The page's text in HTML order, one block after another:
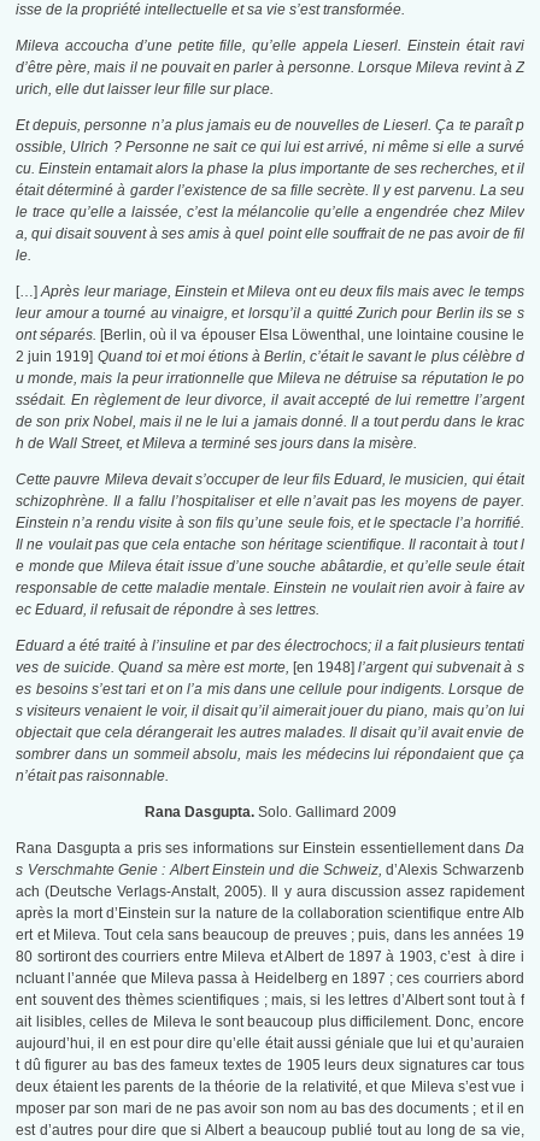
isse de la propriété intellectuelle et sa vie s’est transformée.
Mileva accoucha d’une petite fille, qu’elle appela Lieserl. Einstein était ravi
d’être père, mais il ne pouvait en parler à personne. Lorsque Mileva revint à Z
urich, elle dut laisser leur fille sur place.
Et depuis, personne n’a plus jamais eu de nouvelles de Lieserl. Ça te paraît p
ossible, Ulrich ? Personne ne sait ce qui lui est arrivé, ni même si elle a survé
cu. Einstein entamait alors la phase la plus importante de ses recherches, et il
était déterminé à garder l’existence de sa fille secrète. Il y est parvenu. La seu
le trace qu’elle a laissée, c’est la mélancolie qu’elle a engendrée chez Milev
a, qui disait souvent à ses amis à quel point elle souffrait de ne pas avoir de fil
le.
[…]Après leur mariage, Einstein et Mileva ont eu deux fils mais avec le temps
leur amour a tourné au vinaigre, et lorsqu’il a quitté Zurich pour Berlin ils se s
ont séparés. [Berlin, où il va épouser Elsa Löwenthal, une lointaine cousine le
2 juin 1919] Quand toi et moi étions à Berlin, c’était le savant le plus célèbre d
u monde, mais la peur irrationnelle que Mileva ne détruise sa réputation le po
ssédait. En règlement de leur divorce, il avait accepté de lui remettre l’argent
de son prix Nobel, mais il ne le lui a jamais donné. Il a tout perdu dans le krac
h de Wall Street, et Mileva a terminé ses jours dans la misère.
Cette pauvre Mileva devait s’occuper de leur fils Eduard, le musicien, qui était
schizophrène. Il a fallu l’hospitaliser et elle n’avait pas les moyens de payer.
Einstein n’a rendu visite à son fils qu’une seule fois, et le spectacle l’a horrifié.
Il ne voulait pas que cela entache son héritage scientifique. Il racontait à tout l
e monde que Mileva était issue d’une souche abâtardie, et qu’elle seule était
responsable de cette maladie mentale. Einstein ne voulait rien avoir à faire av
ec Eduard, il refusait de répondre à ses lettres.
Eduard a été traité à l’insuline et par des électrochocs; il a fait plusieurs tentati
ves de suicide. Quand sa mère est morte, [en 1948] l’argent qui subvenait à s
es besoins s’est tari et on l’a mis dans une cellule pour indigents. Lorsque de
s visiteurs venaient le voir, il disait qu’il aimerait jouer du piano, mais qu’on lui
objectait que cela dérangerait les autres malades. Il disait qu’il avait envie de
sombrer dans un sommeil absolu, mais les médecins lui répondaient que ça
n’était pas raisonnable.
Rana Dasgupta. Solo. Gallimard 2009
Rana Dasgupta a pris ses informations sur Einstein essentiellement dans Da
s Verschmahte Genie : Albert Einstein und die Schweiz,d’Alexis Schwarzenb
ach (Deutsche Verlags-Anstalt, 2005). Il y aura discussion assez rapidement
après la mort d’Einstein sur la nature de la collaboration scientifique entre Alb
ert et Mileva. Tout cela sans beaucoup de preuves ; puis, dans les années 19
80 sortiront des courriers entre Mileva et Albert de 1897 à 1903, c’est à dire i
ncluant l’année que Mileva passa à Heidelberg en 1897 ; ces courriers abord
ent souvent des thèmes scientifiques ; mais, si les lettres d’Albert sont tout à f
ait lisibles, celles de Mileva le sont beaucoup plus difficilement. Donc, encore
aujourd’hui, il en est pour dire qu’elle était aussi géniale que lui et qu’auraien
t dû figurer au bas des fameux textes de 1905 leurs deux signatures car tous
deux étaient les parents de la théorie de la relativité, et que Mileva s’est vue i
mposer par son mari de ne pas avoir son nom au bas des documents ; et il en
est d’autres pour dire que si Albert a beaucoup publié tout au long de sa vie,